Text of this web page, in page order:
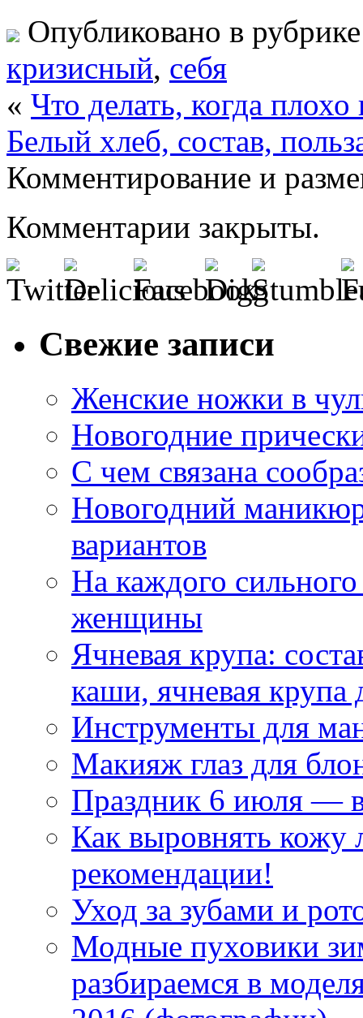
Опубликовано в
кризисный, себя
« Что делать, когда
Белый хлеб, состав,
Комментирование и
Комментарии закрыты.
Свежие записи
Женские ножки в
Новогодние
С чем связана
Новогодний
вариантов
На каждого
женщины
Ячневая крупа:
каши, ячневая крупа
Инструменты для
Макияж глаз для
Праздник 6 июля —
Как выровнять кожу
рекомендации!
Уход за зубами и
Модные пуховики
разбираемся в